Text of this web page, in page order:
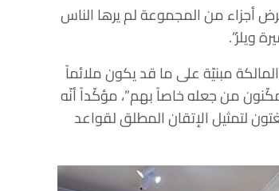
أجزاء من المجموعة لم يرها الناس
ويلز”.
المالكة مبنيّة على ما قد يكون ملائماً
من جعله خاصاً بهم”، مؤكّداً أنّه
لتمثيل الإتقان المطلق لقواعد